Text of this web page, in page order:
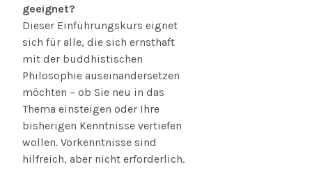
geeignet?
Dieser Einführungskurs eignet
sich für alle, die sich ernsthaft
mit der buddhistischen
Philosophie auseinandersetzen
möchten – ob Sie neu in das
Thema einsteigen oder Ihre
bisherigen Kenntnisse vertiefen
wollen. Vorkenntnisse sind
hilfreich, aber nicht erforderlich.